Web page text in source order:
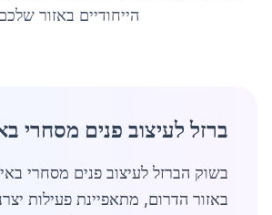
הייחודיים באזור
ברזל לעיצוב פנים מסחרי
בשוק הברזל לעיצוב פנים מסחרי
באזור הדרום, מתאפיינת פעילות